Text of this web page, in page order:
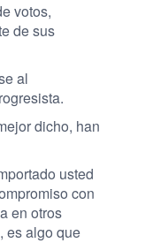
votos,
de sus
al
dicho, han
usted
con
en otros
es algo que